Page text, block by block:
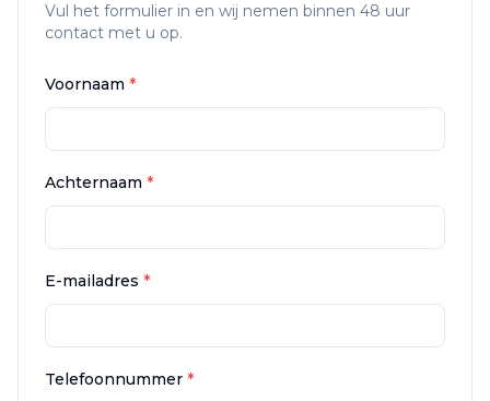
Vul het formulier in en wij nemen binnen 48 uur
contact met u op.
Voornaam *
Achternaam *
E-mailadres *
Telefoonnummer *